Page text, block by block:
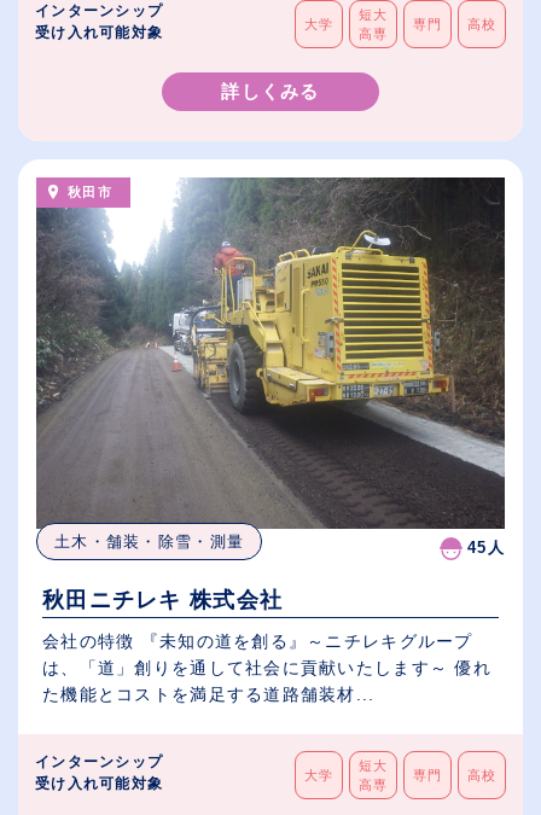
インターンシップ
受け入れ可能対象
大学
短大
高専
専門 高校
詳しくみる
秋田市
土木・舗装・除雪・測量 45人
秋田ニチレキ 株式会社
会社の特徴 『未知の道を創る』～ニチレキグループ
は、「道」創りを通して社会に貢献いたします～ 優れ
た機能とコストを満足する道路舗装材...
インターンシップ
受け入れ可能対象
大学
短大
高専
専門 高校